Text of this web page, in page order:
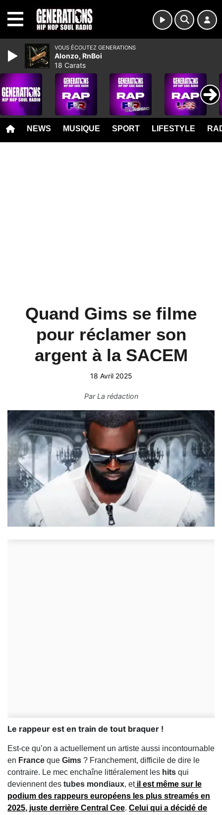
NEWS MUSIQUE SPORT LIFESTYLE
Quand Gims se filme
pour réclamer son
argent à la SACEM
18 Avril 2025
ParLa rédaction
Le rappeur est en train de tout braquer !
Est-ce qu’on a actuellement un artiste aussi incontournable
en France que Gims ? Franchement, difficile de dire le
contraire. Le mec enchaîne littéralement les hits qui
deviennent des tubes mondiaux, etil est même sur le
podium des rappeurs européens les plus streamés en
2025, juste derrière Central Cee. Celui qui a décidé de
VOUS ÉCOUTEZ GENERATIONS
Alonzo, RnBoi
18 Carats